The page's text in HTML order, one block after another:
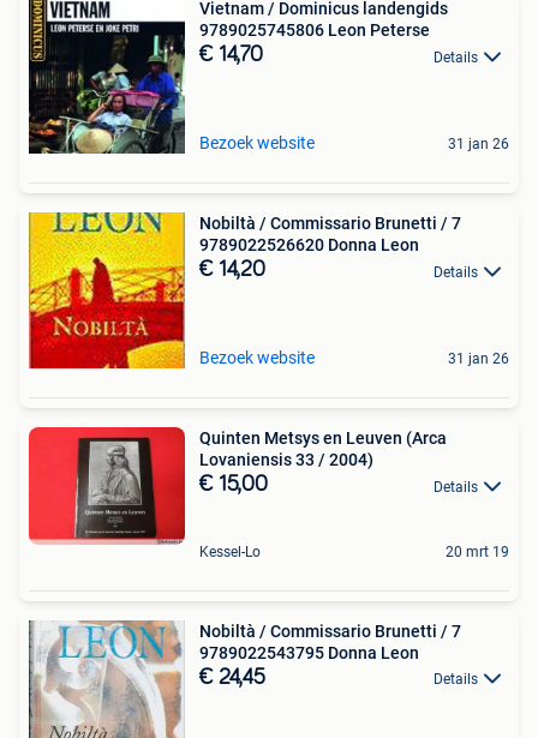
Vietnam / Dominicus landengids
9789025745806 Leon Peterse
€ 14,70 Details
Bezoek website 31 jan 26
Nobiltà / Commissario Brunetti / 7
9789022526620 Donna Leon
€ 14,20 Details
Bezoek website 31 jan 26
Quinten Metsys en Leuven (Arca
Lovaniensis 33 / 2004)
€ 15,00 Details
Kessel-Lo 20 mrt 19
Nobiltà / Commissario Brunetti / 7
9789022543795 Donna Leon
€ 24,45 Details